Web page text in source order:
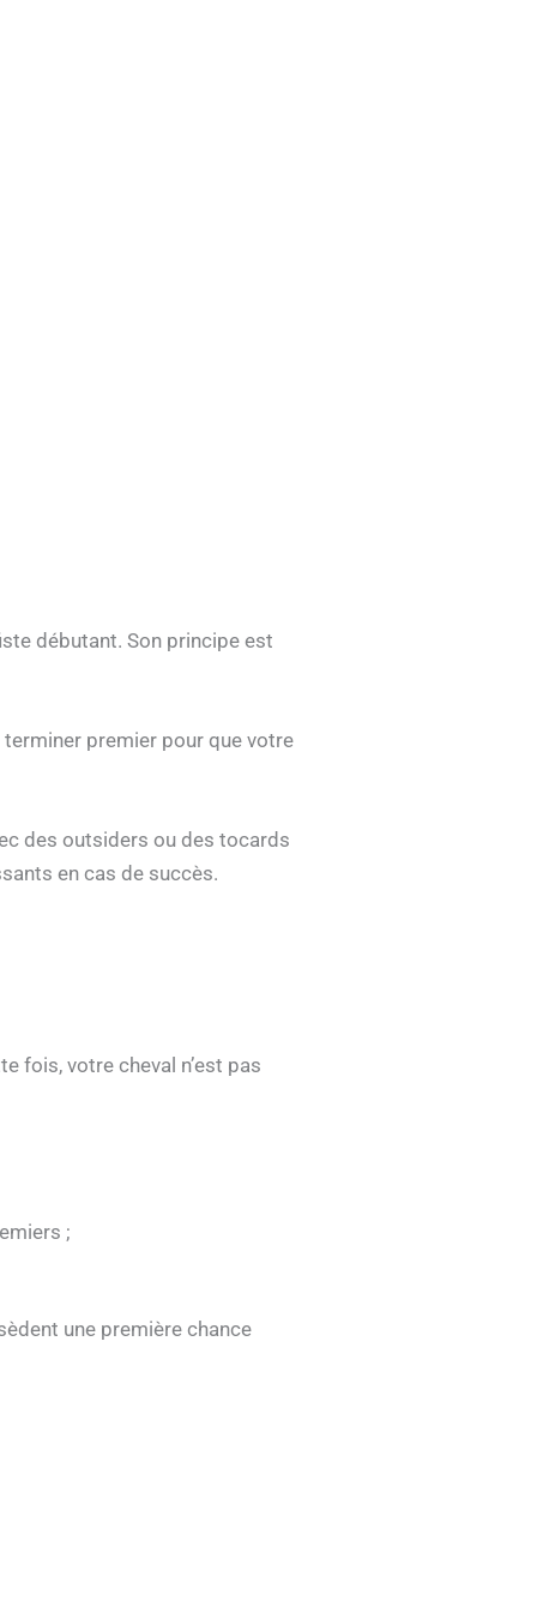
débutant. Son principe est
terminer premier pour que votre
des outsiders ou des tocards
en cas de succès.
fois, votre cheval n’est pas
;
une première chance